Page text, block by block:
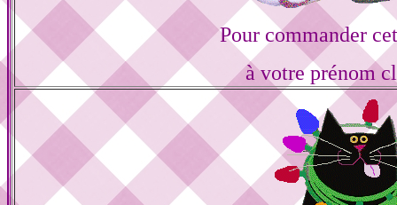
Pour commander
à votre prénom